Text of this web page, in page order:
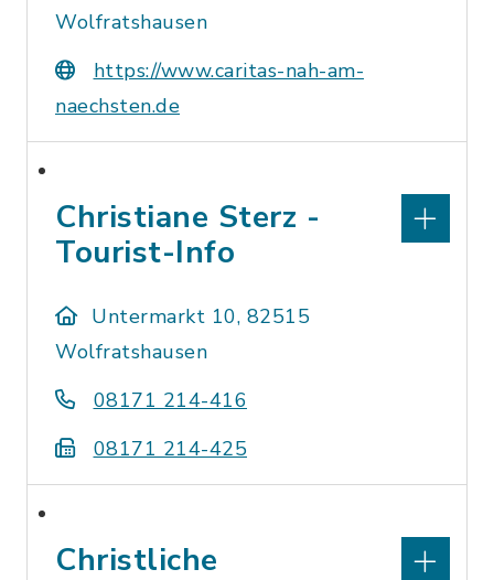
Wolfratshausen
https://www.caritas-nah-am-
naechsten.de
Christiane Sterz -
Tourist-Info
Untermarkt 10, 82515
Wolfratshausen
08171 214-416
08171 214-425
Christliche